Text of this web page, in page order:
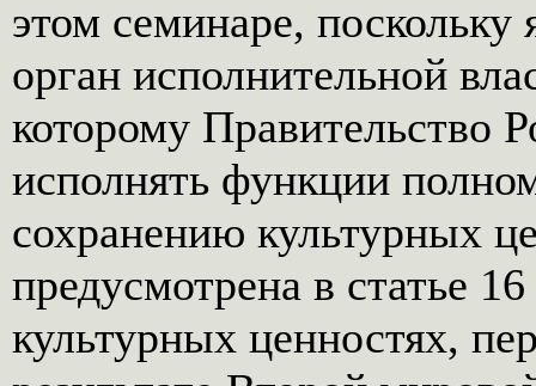
этом семинаре,
орган исполнительной
которому Правительство
исполнять функции
сохранению культурных
предусмотрена в статье
культурных ценностях,